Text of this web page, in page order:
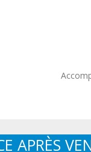
APRÈS